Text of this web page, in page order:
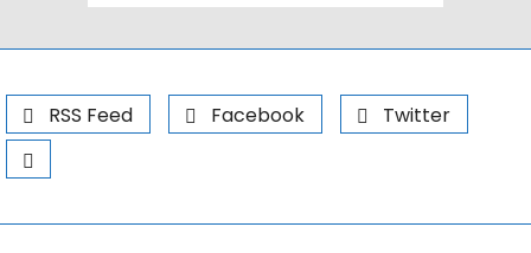
RSS Feed Facebook Twitter